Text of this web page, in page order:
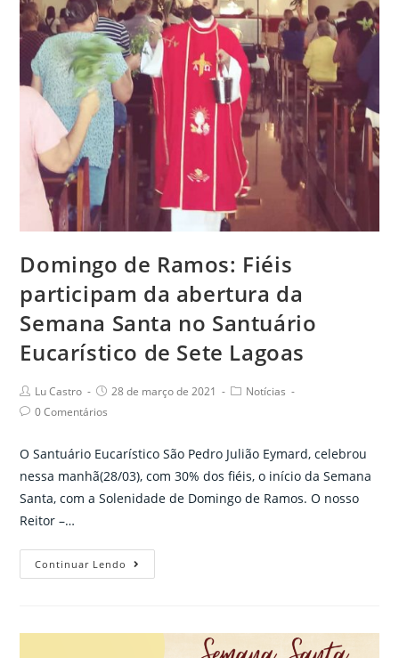
Domingo de Ramos: Fiéis
participam da abertura da
Semana Santa no Santuário
Eucarístico de Sete Lagoas
Post
author:
Lu Castro
Post
published:
28 de março de 2021
PostNotícias
Post0 Comentários
O Santuário Eucarístico São Pedro Julião Eymard, celebrou
nessa manhã(28/03), com 30% dos fiéis, o início da Semana
Santa, com a Solenidade de Domingo de Ramos. O nosso
Reitor –…
Continuar Lendo
de
participam